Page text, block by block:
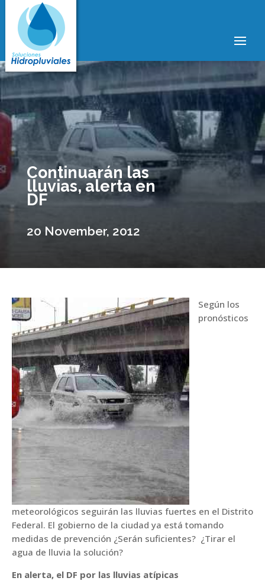
Continuarán las
lluvias, alerta en
DF
20 November, 2012
Según los
pronósticos
meteorológicos seguirán las lluvias fuertes en el Distrito
Federal. El gobierno de la ciudad ya está tomando
medidas de prevención ¿Serán suficientes? ¿Tirar el
agua de lluvia la solución?
En alerta, el DF por las lluvias atípicas